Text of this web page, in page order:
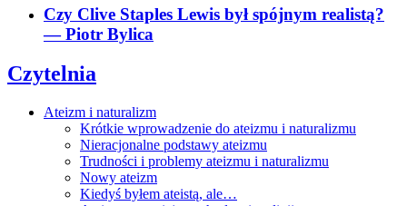
Czy Clive Staples Lewis był spójnym realistą?
— Piotr Bylica
Czytelnia
Ateizm i naturalizm
Krótkie wprowadzenie do ateizmu i naturalizmu
Nieracjonalne podstawy ateizmu
Trudności i problemy ateizmu i naturalizmu
Nowy ateizm
Kiedyś byłem ateistą, ale…